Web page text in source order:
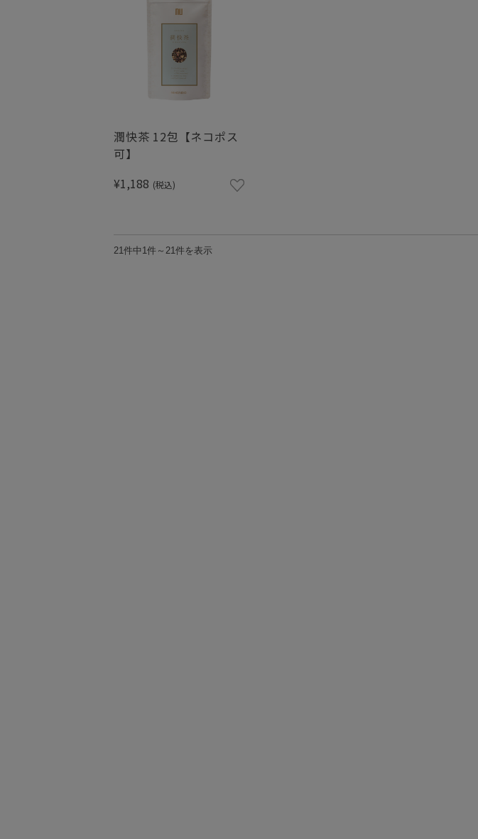
潤快茶 12包【ネコポス
可】
¥1,188 (税込)
21件中1件～21件を表示